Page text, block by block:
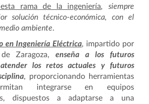
rama de la ingeniería, siempre
solución técnico-económica, con el
ambiente.
en Ingeniería Eléctrica, impartido por
Zaragoza, enseña a los futuros
los retos actuales y futuros
, proporcionando herramientas
integrarse en equipos
dispuestos a adaptarse a una